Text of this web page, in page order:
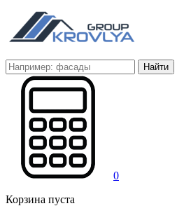
Найти
0
Корзина пуста